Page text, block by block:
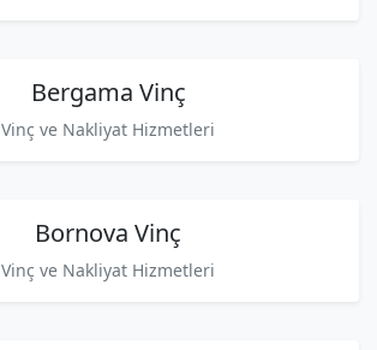
Bergama Vinç
Vinç ve Nakliyat Hizmetleri
Bornova Vinç
Vinç ve Nakliyat Hizmetleri